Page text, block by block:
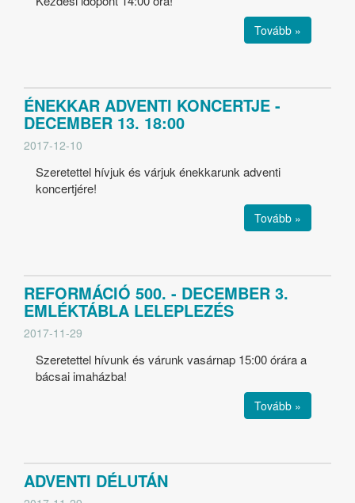
Tovább »
ÉNEKKAR ADVENTI KONCERTJE -
DECEMBER 13. 18:00
2017-12-10
Szeretettel hívjuk és várjuk énekkarunk adventi
koncertjére!
Tovább »
REFORMÁCIÓ 500. - DECEMBER 3.
EMLÉKTÁBLA LELEPLEZÉS
2017-11-29
Szeretettel hívunk és várunk vasárnap 15:00 órára a
bácsai imaházba!
Tovább »
ADVENTI DÉLUTÁN